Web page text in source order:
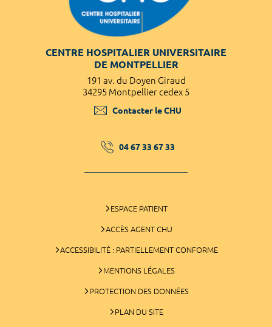
CENTRE HOSPITALIER UNIVERSITAIRE
DE MONTPELLIER
191 av. du Doyen Giraud
34295 Montpellier cedex 5
Contacter le CHU
04 67 33 67 33
ESPACE PATIENT
ACCÈS AGENT CHU
ACCESSIBILITÉ : PARTIELLEMENT CONFORME
MENTIONS LÉGALES
PROTECTION DES DONNÉES
PLAN DU SITE